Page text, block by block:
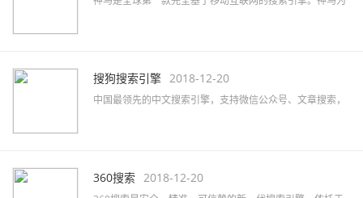
搜狗搜索引擎 2018-12-20
中国最领先的中文搜索引擎，支持微信公众号、文章搜索，
360搜索 2018-12-20